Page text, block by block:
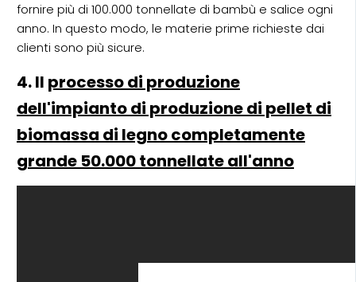
fornire più di 100.000 tonnellate di bambù e salice ogni
anno. In questo modo, le materie prime richieste dai
clienti sono più sicure.
4. Il processo di produzione
dell'impianto di produzione di pellet di
biomassa di legno completamente
grande 50.000 tonnellate all'anno